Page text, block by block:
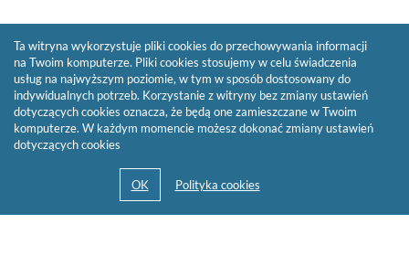
Ta witryna wykorzystuje pliki cookies do przechowywania informacji
na Twoim komputerze. Pliki cookies stosujemy w celu świadczenia
usług na najwyższym poziomie, w tym w sposób dostosowany do
indywidualnych potrzeb. Korzystanie z witryny bez zmiany ustawień
dotyczących cookies oznacza, że będą one zamieszczane w Twoim
komputerze. W każdym momencie możesz dokonać zmiany ustawień
dotyczących cookies